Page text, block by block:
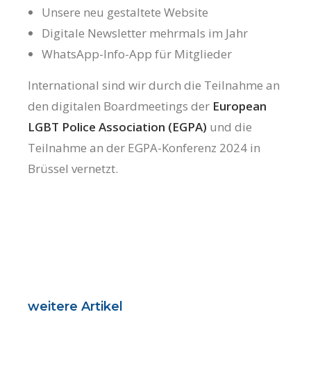
Unsere neu gestaltete Website
Digitale Newsletter mehrmals im Jahr
WhatsApp-Info-App für Mitglieder
International sind wir durch die Teilnahme an
den digitalen Boardmeetings der European
LGBT Police Association (EGPA) und die
Teilnahme an der EGPA-Konferenz 2024 in
Brüssel vernetzt.
weitere Artikel